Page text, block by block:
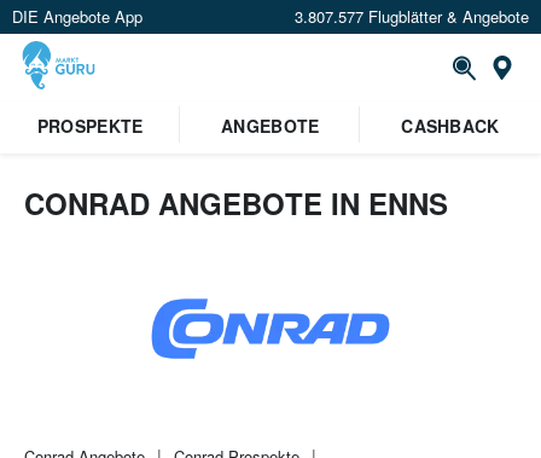
DIE Angebote App 3.807.577 Flugblätter & Angebote
PROSPEKTE
ANGEBOTE CASHBACK
CONRAD ANGEBOTE IN ENNS